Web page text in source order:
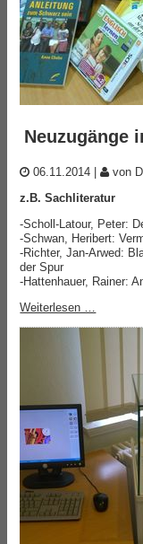
Neuzugänge
06.11.2014 | von
z.B. Sachliteratur
-Scholl-Latour, Peter:
-Schwan, Heribert:
-Richter, Jan-Arwed:
der Spur
-Hattenhauer, Rainer:
Weiterlesen …